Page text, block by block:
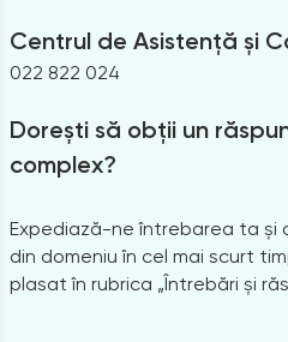
Centrul de Asistență și
022 822 024
Dorești să obții un
complex?
Expediază-ne întrebarea ta și
din domeniu în cel mai scurt
plasat în rubrica „Întrebări și